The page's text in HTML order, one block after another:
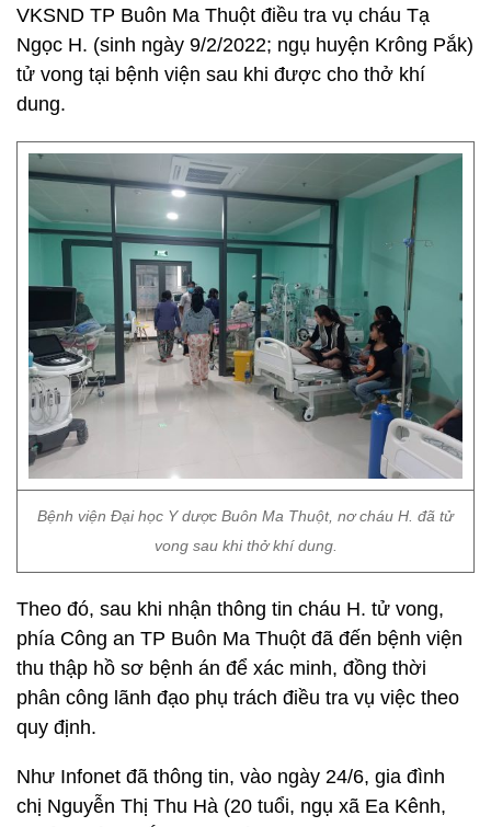
VKSND TP Buôn Ma Thuột điều tra vụ cháu Tạ
Ngọc H. (sinh ngày 9/2/2022; ngụ huyện Krông Pắk)
tử vong tại bệnh viện sau khi được cho thở khí
dung.
Bệnh viện Đại học Y dược Buôn Ma Thuột, nơ cháu H. đã tử
vong sau khi thở khí dung.
Theo đó, sau khi nhận thông tin cháu H. tử vong,
phía Công an TP Buôn Ma Thuột đã đến bệnh viện
thu thập hồ sơ bệnh án để xác minh, đồng thời
phân công lãnh đạo phụ trách điều tra vụ việc theo
quy định.
Như Infonet đã thông tin, vào ngày 24/6, gia đình
chị Nguyễn Thị Thu Hà (20 tuổi, ngụ xã Ea Kênh,